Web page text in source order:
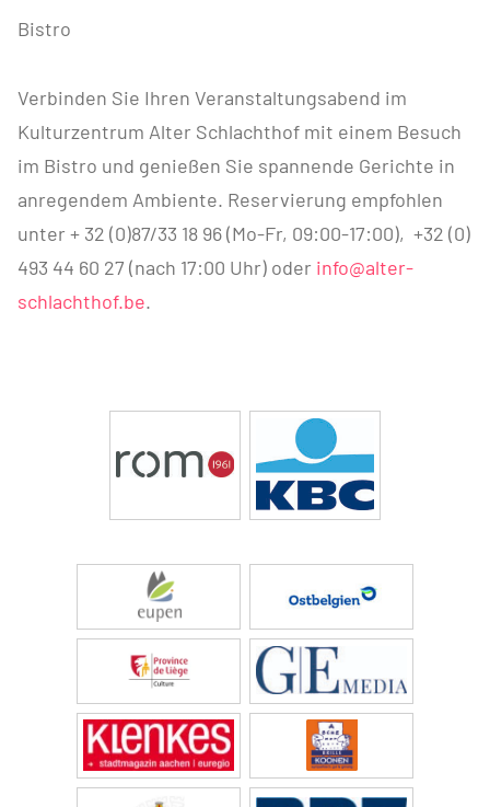
Bistro
Verbinden Sie Ihren Veranstaltungsabend im
Kulturzentrum Alter Schlachthof mit einem Besuch
im Bistro und genießen Sie spannende Gerichte in
anregendem Ambiente. Reservierung empfohlen
unter + 32 (0)87/33 18 96 (Mo-Fr, 09:00-17:00), +32 (0)
493 44 60 27 (nach 17:00 Uhr) oder info@alter-
schlachthof.be.